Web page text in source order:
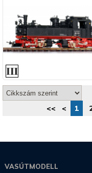
<< < 1
VASÚTMODELL